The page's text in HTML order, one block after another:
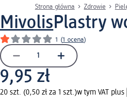
Strona główna Zdrowie
MivolisPlastry
1 (1 ocena)
9,95 zł
20 szt. (0,50 zł za 1 szt.)w tym VAT plus